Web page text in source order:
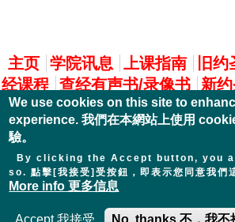
主選單
主页 学院讯息 上课指南 旧
经课程
查经有声书/录像书 新
实践
We use cookies on this site to
experience. 我們在本網站上使用
驗。
By clicking the Accept button, you
so. 點擊[我接受]受按鈕，即表示您同意我們
More info 更多信息
Accept 我接受 No, thanks 不，我不